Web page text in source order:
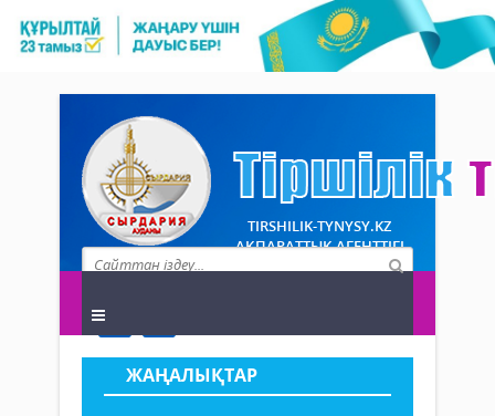
TIRSHILIK-TYNYSY.KZ
АҚПАРАТТЫҚ АГЕНТТІГІ
ЖАҢАЛЫҚТАР